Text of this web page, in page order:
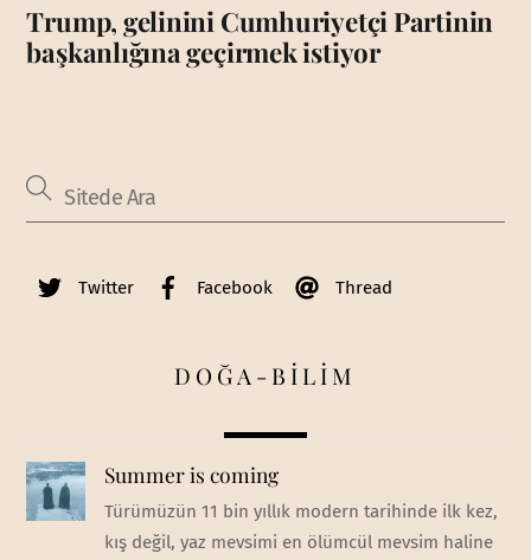
Trump, gelinini Cumhuriyetçi Partinin
başkanlığına geçirmek istiyor
Twitter Facebook Thread
DOĞA-BİLİM
Summer is coming
Türümüzün 11 bin yıllık modern tarihinde ilk kez,
kış değil, yaz mevsimi en ölümcül mevsim haline